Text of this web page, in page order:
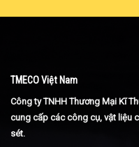
TMECO Việt Nam
Công ty TNHH Thương Mại Kĩ
cung cấp các công cụ, vật liệu
sét.